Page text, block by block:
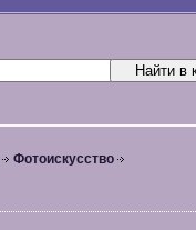
Фотоискусство